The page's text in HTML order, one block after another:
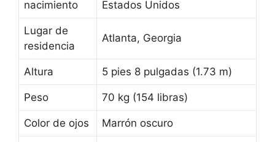
nacimiento
Estados Unidos
Lugar de
residencia
Atlanta, Georgia
Altura 5 pies 8 pulgadas (1.73 m)
Peso 70 kg (154 libras)
Color de ojos Marrón oscuro